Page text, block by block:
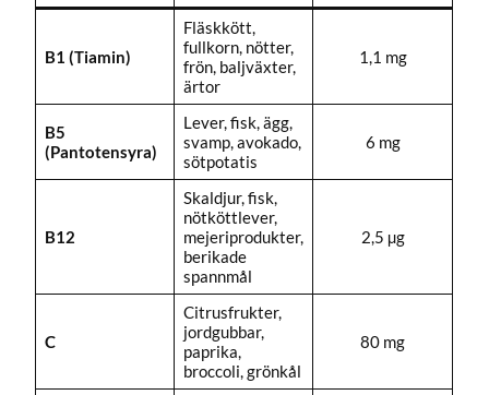
B1 (Tiamin)
Fläskkött,
fullkorn, nötter,
frön, baljväxter,
ärtor
1,1 mg
B5
(Pantotensyra)
Lever, fisk, ägg,
svamp, avokado,
sötpotatis
6 mg
B12
Skaldjur, fisk,
nötköttlever,
mejeriprodukter,
berikade
spannmål
2,5 µg
C
Citrusfrukter,
jordgubbar,
paprika,
broccoli, grönkål
80 mg